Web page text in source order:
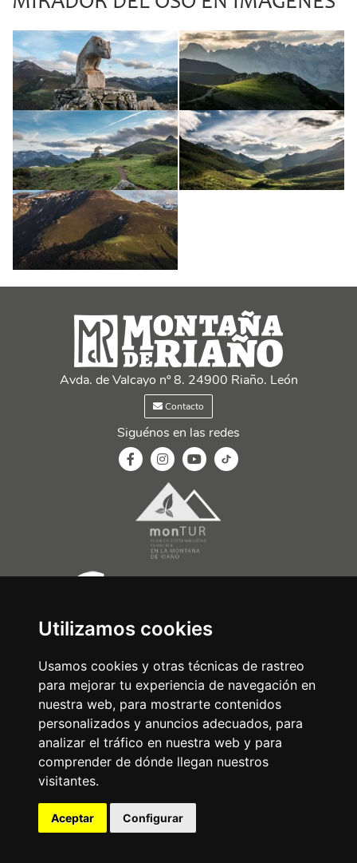
Utilizamos cookies
Usamos cookies y otras técnicas de rastreo
para mejorar tu experiencia de navegación en
nuestra web, para mostrarte contenidos
personalizados y anuncios adecuados, para
analizar el tráfico en nuestra web y para
comprender de dónde llegan nuestros
visitantes.
Aceptar Configurar
Avda. de Valcayo nº 8. 24900 Riaño. León
Contacto
Siguénos en las redes